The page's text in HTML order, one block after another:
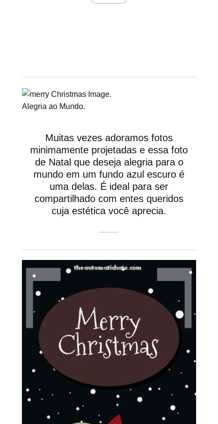
Alegria ao Mundo.
Muitas vezes adoramos fotos
minimamente projetadas e essa foto
de Natal que deseja alegria para o
mundo em um fundo azul escuro é
uma delas. É ideal para ser
compartilhado com entes queridos
cuja estética você aprecia.